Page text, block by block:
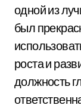
одной из
был
роста и
должность